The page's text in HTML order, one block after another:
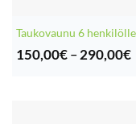
Taukovaunu 6 henkilölle
150,00€ – 290,00€